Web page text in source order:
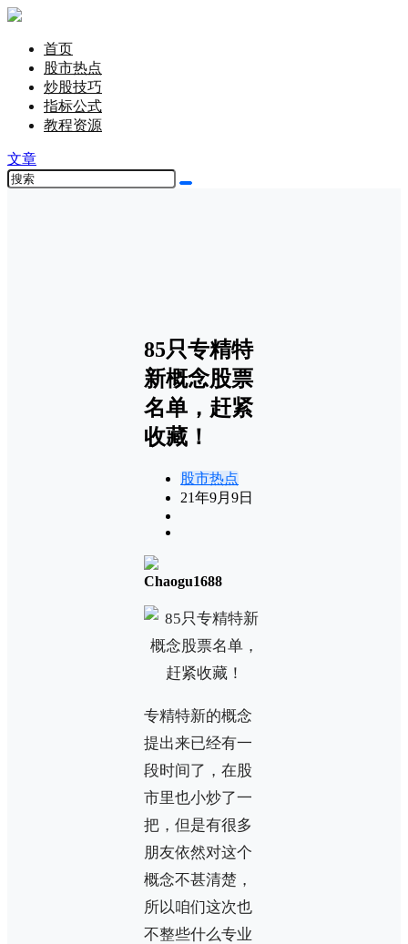
首页
股市热点
炒股技巧
指标公式
教程资源
文章
85只专精特
新概念股票
名单，赶紧
收藏！
股市热点
21年9月9日
Chaogu1688
专精特新的概念
提出来已经有一
段时间了，在股
市里也小炒了一
把，但是有很多
朋友依然对这个
概念不甚清楚，
所以咱们这次也
不整些什么专业